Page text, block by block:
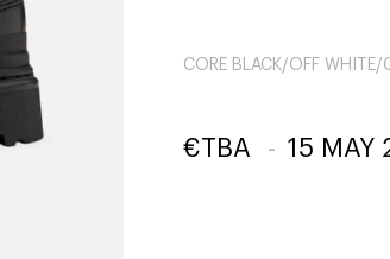
CORE BLACK/OFF WHITE/
€TBA - 15 MAY